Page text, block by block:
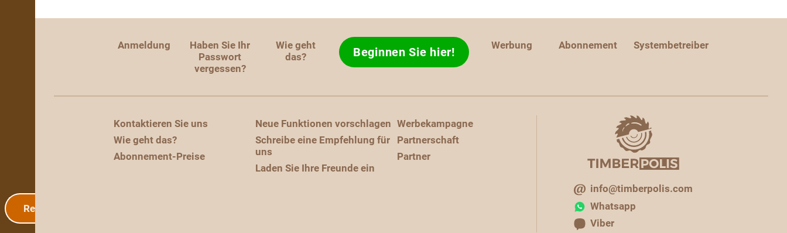
Registrierung
Anmeldung
Haben Sie Ihr
Passwort
vergessen?
Wie geht
das?
Beginnen Sie hier! Werbung Abonnement Systembetreiber
Kontaktieren Sie uns
Wie geht das?
Abonnement-Preise
Neue Funktionen vorschlagen
Schreibe eine Empfehlung für
uns
Laden Sie Ihre Freunde ein
Werbekampagne
Partnerschaft
Partner
info@timberpolis.com
Whatsapp
Viber